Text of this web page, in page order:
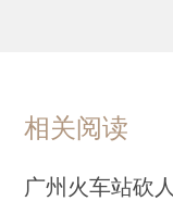
相关阅读
广州火车站砍